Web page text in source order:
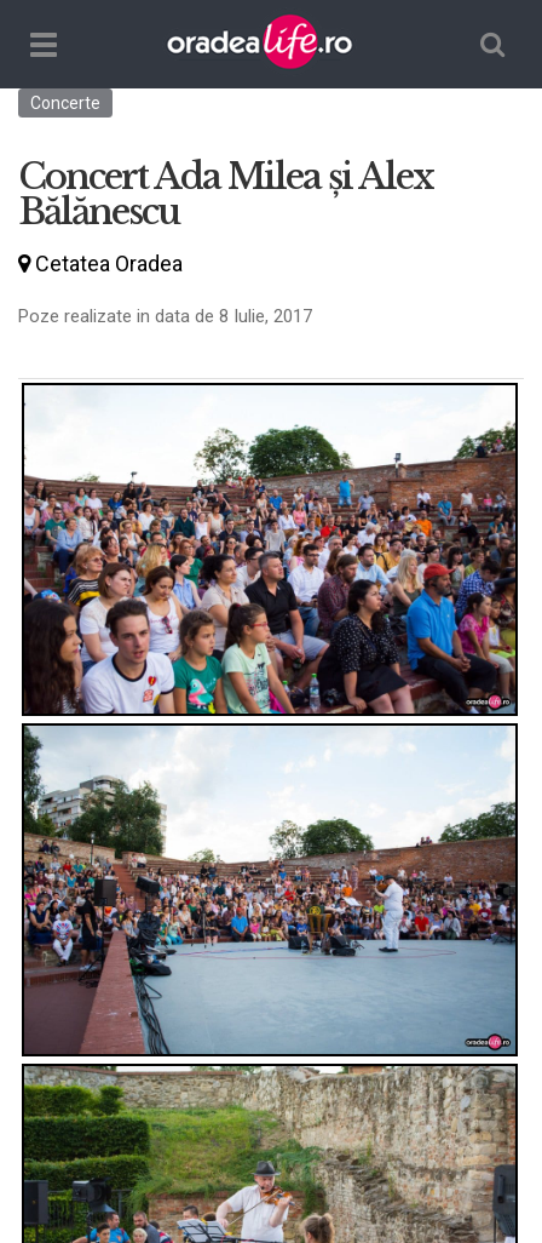
TPL_ORADEALIFE_TOGGLE_NAVIGATION
Concerte
Concert Ada Milea și Alex
Bălănescu
Cetatea Oradea
Poze realizate in data de 8 Iulie, 2017